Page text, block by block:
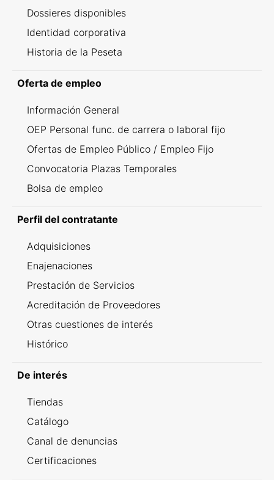
Dossieres disponibles
Identidad corporativa
Historia de la Peseta
Oferta de empleo
Información General
OEP Personal func. de carrera o laboral fijo
Ofertas de Empleo Público / Empleo Fijo
Convocatoria Plazas Temporales
Bolsa de empleo
Perfil del contratante
Adquisiciones
Enajenaciones
Prestación de Servicios
Acreditación de Proveedores
Otras cuestiones de interés
Histórico
De interés
Tiendas
Catálogo
Canal de denuncias
Certificaciones